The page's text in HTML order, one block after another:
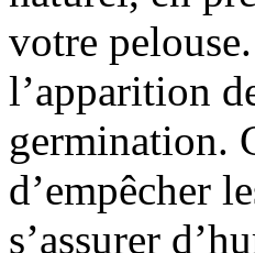
votre
l’apparition
germination.
d’empêcher
s’assurer